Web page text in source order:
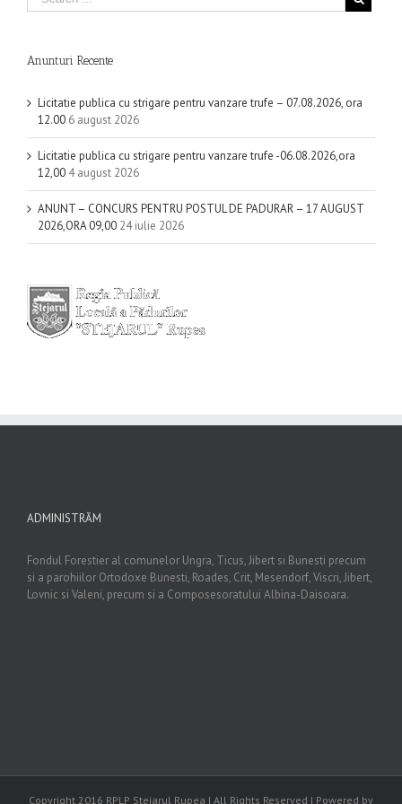
Anunturi Recente
Licitatie publica cu strigare pentru vanzare trufe – 07.08.2026, ora
12.00 6 august 2026
Licitatie publica cu strigare pentru vanzare trufe -06.08.2026,ora
12,00 4 august 2026
ANUNT – CONCURS PENTRU POSTUL DE PADURAR – 17 AUGUST
2026,ORA 09,00 24 iulie 2026
ADMINISTRĂM
Fondul Forestier al comunelor Ungra, Ticus, Jibert si Bunesti precum
si a parohiilor Ortodoxe Bunesti, Roades, Crit, Mesendorf, Viscri, Jibert,
Lovnic si Valeni, precum si a Composesoratului Albina-Daisoara.
Copyright 2016 RPLP Stejarul Rupea | All Rights Reserved | Powered by